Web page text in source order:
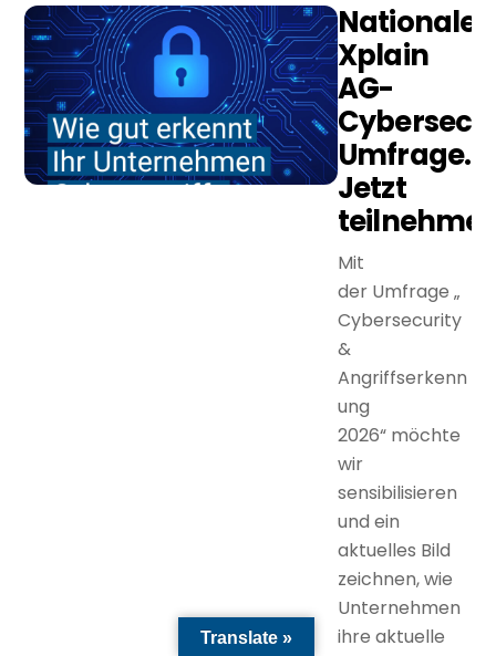
Nationale
Xplain
AG-
Umfrage.
Jetzt
Mit
der Umfrage „
Cybersecurity
&
Angriffserkenn
ung
2026“ möchte
wir
sensibilisieren
und ein
aktuelles Bild
zeichnen, wie
Unternehmen
ihre aktuelle
Translate »